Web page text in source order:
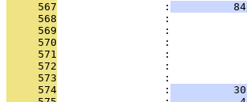
     567
                 :
     568
:
     569
:
     570
:
     571
:
     572
:
     573
:
     574
                 :